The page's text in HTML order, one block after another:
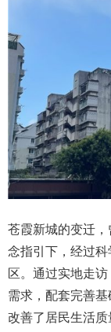
苍霞新城的变迁
念指引下，经过
区。通过实地走
需求，配套完善
改善了居民生活